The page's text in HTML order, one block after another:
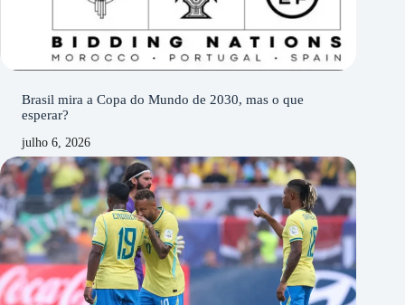
Brasil mira a Copa do Mundo de 2030, mas o que
esperar?
julho 6, 2026